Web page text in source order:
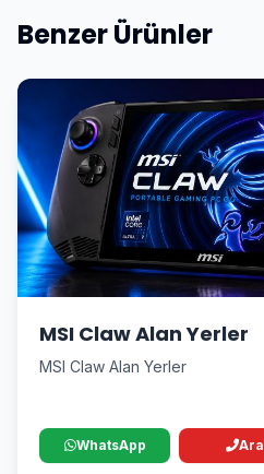
Benzer Ürünler
MSI Claw Alan Yerler
MSI Claw Alan Yerler
WhatsApp Ara